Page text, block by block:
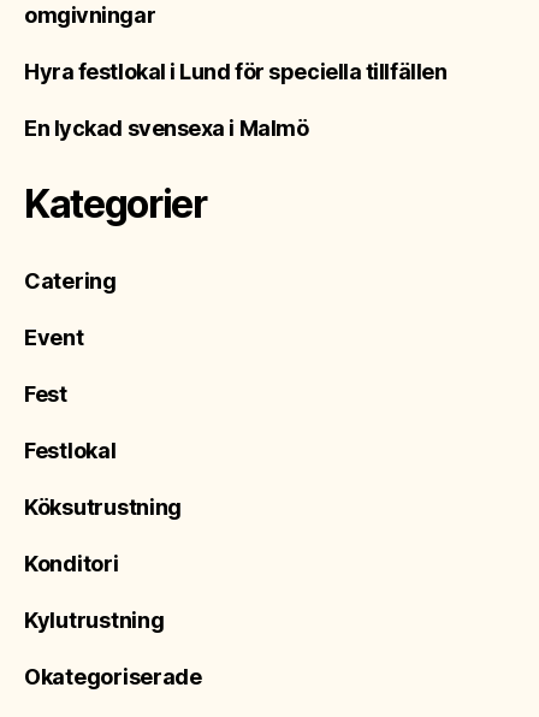
omgivningar
Hyra festlokal i Lund för speciella tillfällen
En lyckad svensexa i Malmö
Kategorier
Catering
Event
Fest
Festlokal
Köksutrustning
Konditori
Kylutrustning
Okategoriserade